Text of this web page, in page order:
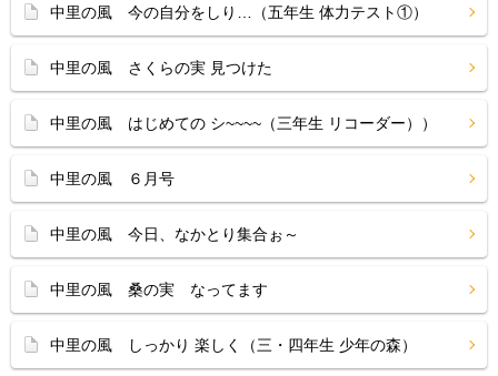
中里の風 今の自分をしり…（五年生 体力テスト①）
中里の風 さくらの実 見つけた
中里の風 はじめての シ~~~~（三年生 リコーダー））
中里の風 ６月号
中里の風 今日、なかとり集合ぉ～
中里の風 桑の実 なってます
中里の風 しっかり 楽しく（三・四年生 少年の森）